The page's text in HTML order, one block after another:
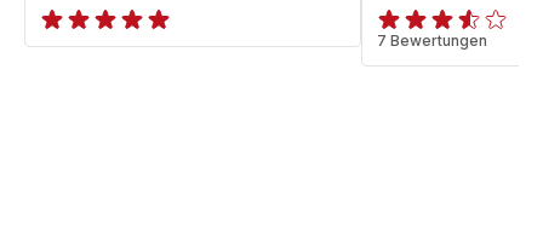
ratings.NaN ratings.3.5
7 Bewertungen